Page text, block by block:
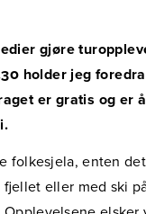
gjøre
holder jeg
er gratis og er
folkesjela, enten
eller med ski